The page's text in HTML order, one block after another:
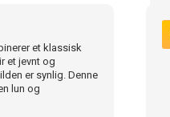
et klassisk
et jevnt og
er synlig. Denne
lun og